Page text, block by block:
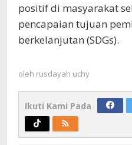
positif di masyarakat
pencapaian tujuan
berkelanjutan (SDGs).
oleh rusdayah uchy
Ikuti Kami Pada